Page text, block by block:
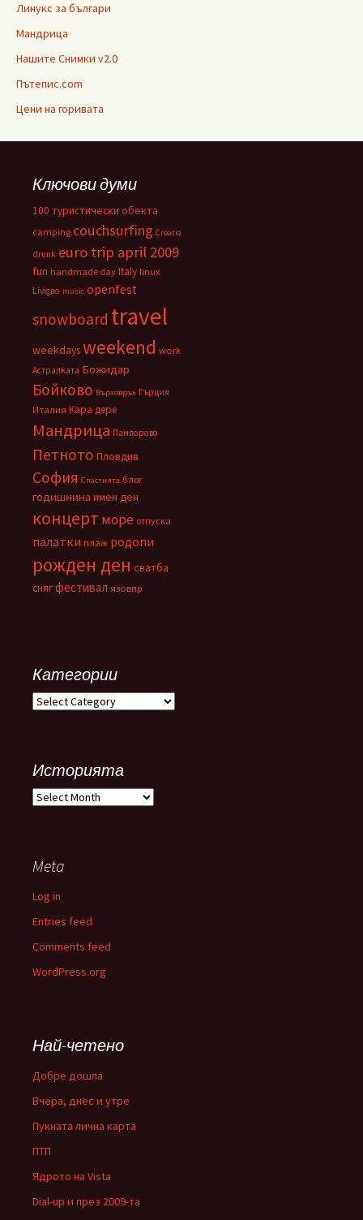
Линукс за българи
Мандрица
Нашите Снимки v2.0
Пътепис.com
Цени на горивата
Ключови думи
100 туристически обекта
camping couchsurfing Croatia
drunk euro trip april 2009
fun handmade day Italy linux
Livigno music openfest
snowboard travel
weekdaysweekend work
Астралката Божидар
Бойково Върховръх Гърция
Италия Кара дере
Мандрица Пампорово
Петното Пловдив
София Спастнята блог
годишнина имен ден
концерт море отпуска
палатки плаж родопи
рожден ден сватба
снягфестивал язовир
Категории
Категории
Историята
Историята
Meta
Log in
Entries feed
Comments feed
WordPress.org
Най-четено
Добре дошла
Вчера, днес и утре
Пукната лична карта
ПТП
Ядрото на Vista
Dial-up и през 2009-та